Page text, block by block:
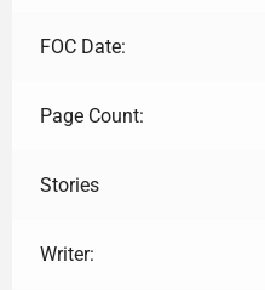
FOC Date:
Page Count:
Stories
Writer: